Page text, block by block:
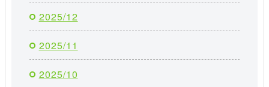
2025/12
2025/11
2025/10